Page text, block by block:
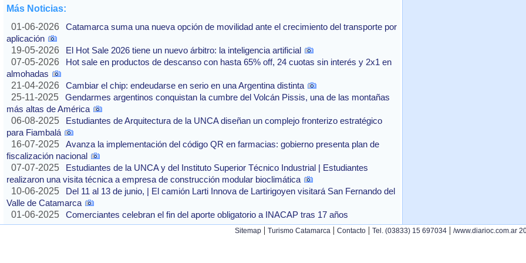
Más Noticias:
01-06-2026
Catamarca suma una nueva opción de movilidad ante el crecimiento del transporte por
aplicación
19-05-2026
El Hot Sale 2026 tiene un nuevo árbitro: la inteligencia artificial
07-05-2026
Hot sale en productos de descanso con hasta 65% off, 24 cuotas sin interés y 2x1 en
almohadas
21-04-2026
Cambiar el chip: endeudarse en serio en una Argentina distinta
25-11-2025
Gendarmes argentinos conquistan la cumbre del Volcán Pissis, una de las montañas
más altas de América
06-08-2025
Estudiantes de Arquitectura de la UNCA diseñan un complejo fronterizo estratégico
para Fiambalá
16-07-2025
Avanza la implementación del código QR en farmacias: gobierno presenta plan de
fiscalización nacional
07-07-2025
Estudiantes de la UNCA y del Instituto Superior Técnico Industrial | Estudiantes
realizaron una visita técnica a empresa de construcción modular bioclimática
10-06-2025
Del 11 al 13 de junio, | El camión Larti Innova de Lartirigoyen visitará San Fernando del
Valle de Catamarca
01-06-2025
Comerciantes celebran el fin del aporte obligatorio a INACAP tras 17 años
Sitemap | Turismo Catamarca | Contacto | Tel. (03833) 15 697034 | /www.diarioc.com.ar